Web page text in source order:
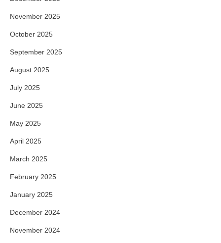
November 2025
October 2025
September 2025
August 2025
July 2025
June 2025
May 2025
April 2025
March 2025
February 2025
January 2025
December 2024
November 2024